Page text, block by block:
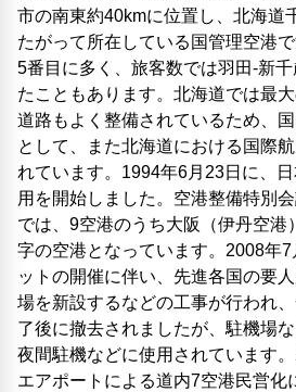
市の南東約40kmに位置し、北海道
たがって所在している国管理空港
5番目に多く、旅客数では羽田-新
たこともあります。北海道では最
道路もよく整備されているため、
として、また北海道における国際
れています。1994年6月23日に、
用を開始しました。空港整備特別
では、9空港のうち大阪（伊丹空港
字の空港となっています。2008年7
ットの開催に伴い、先進各国の要
場を新設するなどの工事が行われ
了後に撤去されましたが、駐機場
夜間駐機などに使用されています
エアポートによる道内7空港民営化